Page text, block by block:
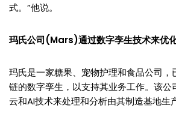
式。”他说。
玛氏公司(Mars)通过数字孪生技术来优
玛氏是一家糖果、宠物护理和食品公司，
链的数字孪生，以支持其业务工作。该
云和AI技术来处理和分析由其制造基地生